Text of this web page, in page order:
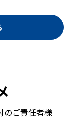
のご責任者様